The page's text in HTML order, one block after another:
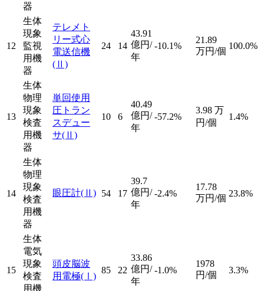
器
12
生体
現象
監視
用機
器
テレメト
リー式心
電送信機
(Ⅱ)
24 14
43.91
億円/
年
-10.1%
21.89
万円/個
100.0%
13
生体
物理
現象
検査
用機
器
単回使用
圧トラン
スデュー
サ(Ⅱ)
10 6
40.49
億円/
年
-57.2%
3.98 万
円/個
1.4%
14
生体
物理
現象
検査
用機
器
眼圧計(Ⅱ) 54 17
39.7
億円/
年
-2.4%
17.78
万円/個 23.8%
15
生体
電気
現象
検査
用機
頭皮脳波
用電極(Ⅰ)
85 22
33.86
億円/
年
-1.0%
1978
円/個
3.3%